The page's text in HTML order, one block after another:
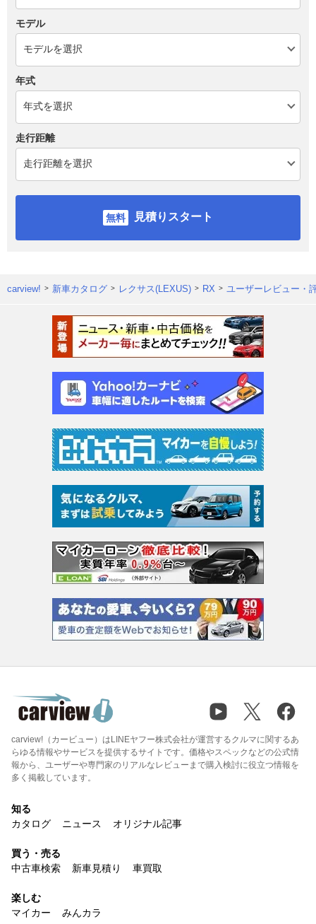
モデル
年式
走行距離
見積りスタート
carview! 新車カタログ レクサス(LEXUS) RX ユーザーレビュー・
carview!（カービュー）はLINEヤフー株式会社が運営するクルマに関するあ
らゆる情報やサービスを提供するサイトです。価格やスペックなどの公式情
報から、ユーザーや専門家のリアルなレビューまで購入検討に役立つ情報を
多く掲載しています。
知る
カタログ
ニュース オリジナル記事
買う・売る
中古車検索
新車見積り 車買取
楽しむ
マイカー
みんカラ